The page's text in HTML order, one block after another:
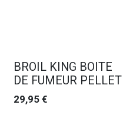
BROIL KING BOITE
DE FUMEUR PELLET
29,95 €